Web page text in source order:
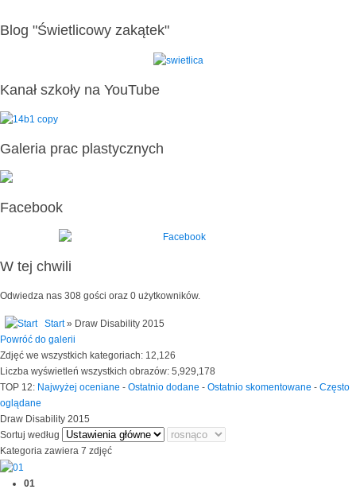
Blog "Świetlicowy zakątek"
Kanał szkoły na YouTube
Galeria prac plastycznych
Facebook
W tej chwili
Odwiedza nas 308 gości oraz 0 użytkowników.
Start» Draw Disability 2015
Powróć do galerii
Zdjęć we wszystkich kategoriach: 12,126
Liczba wyświetleń wszystkich obrazów: 5,929,178
TOP 12: Najwyżej oceniane - Ostatnio dodane - Ostatnio skomentowane - Często
oglądane
Draw Disability 2015
Sortuj według
Kategoria zawiera 7 zdjęć
01